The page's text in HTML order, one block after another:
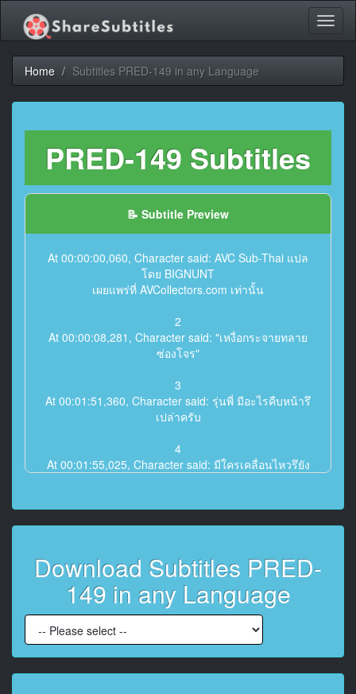
Home Subtitles PRED-149 in any Language
PRED-149 Subtitles
📝 Subtitle Preview
At 00:00:00,060, Character said: AVC Sub-Thai แปล
โดย BIGNUNT
เผยแพร่ที่ AVCollectors.com เท่านั้น
2
At 00:00:08,281, Character said: "เหงื่อกระจายทลาย
ซ่องโจร"
3
At 00:01:51,360, Character said: รุ่นพี่ มีอะไรคืบหน้ารึ
เปล่าครับ
4
At 00:01:55,025, Character said: มีใครเคลื่อนไหวรึยัง
5
At 00:02:01,413, Character said: ขอโทษที่สายนะครับ
พอดีผมแฟนผมโทรมาน่ะครับ
6
At 00:02:07,393, Character said: 'จะกลับมาเมื่อไหร่?'
7
At 00:02:10,168, Character said: นั่นแหละผมก็อยากรู้
Download Subtitles PRED-
149 in any Language